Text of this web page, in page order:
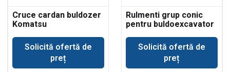
Cruce cardan buldozer
Komatsu
Solicită ofertă de
preț
Rulmenti grup conic
pentru buldoexcavator
Solicită ofertă de
preț